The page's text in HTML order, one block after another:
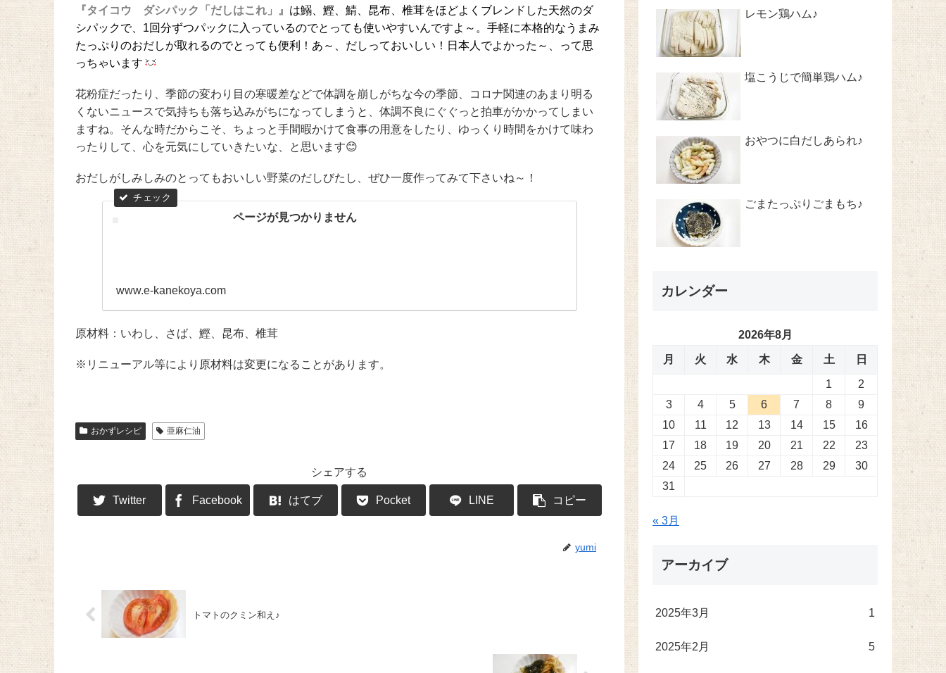
『タイコウ ダシパック「だしはこれ」』 は鰯、鰹、鯖、昆布、椎茸をほどよくブレンドした天然のダ
シパックで、1回分ずつパックに入っているのでとっても使いやすいんですよ～。手軽に本格的なうまみ
たっぷりのおだしが取れるのでとっても便利！あ～、だしっておいしい！日本人でよかった～、って思
っちゃいます
花粉症だったり、季節の変わり目の寒暖差などで体調を崩しがちな今の季節、コロナ関連のあまり明る
くないニュースで気持ちも落ち込みがちになってしまうと、体調不良にぐぐっと拍車がかかってしまい
ますね。そんな時だからこそ、ちょっと手間暇かけて食事の用意をしたり、ゆっくり時間をかけて味わ
ったりして、心を元気にしていきたいな、と思います😊
おだしがしみしみのとってもおいしい野菜のだしびたし、ぜひ一度作ってみて下さいね～！
ページが見つかりません
www.e-kanekoya.com
原材料：いわし、さば、鰹、昆布、椎茸
※リニューアル等により原材料は変更になることがあります。
おかずレシピ 亜麻仁油
シェアする
Twitter Facebook はてブ Pocket LINE コピー
yumi
トマトのクミン和え♪
レモン鶏ハム♪
塩こうじで簡単鶏ハム♪
おやつに白だしあられ♪
ごまたっぷりごまもち♪
カレンダー
2026年8月
月 火 水 木 金 土 日
1
2
3
4 5 6 7 8
9
10
11 12 13 14 15
16
17
18 19 20 21 22
23
24
25 26 27 28 29
30
31
« 3月
アーカイブ
2025年3月 1
2025年2月 5